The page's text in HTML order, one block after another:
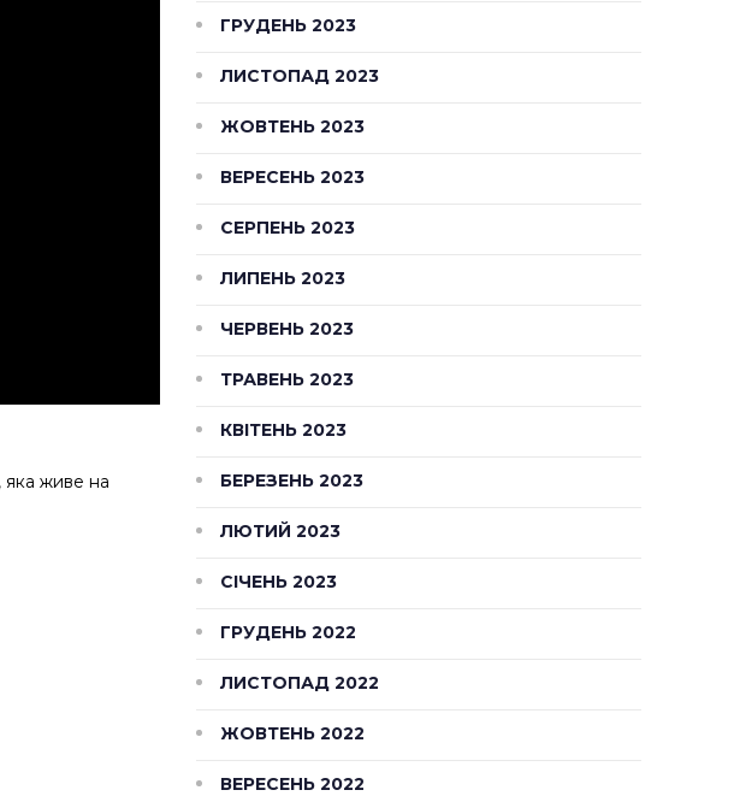
яка живе на
ГРУДЕНЬ 2023
ЛИСТОПАД 2023
ЖОВТЕНЬ 2023
ВЕРЕСЕНЬ 2023
СЕРПЕНЬ 2023
ЛИПЕНЬ 2023
ЧЕРВЕНЬ 2023
ТРАВЕНЬ 2023
КВІТЕНЬ 2023
БЕРЕЗЕНЬ 2023
ЛЮТИЙ 2023
СІЧЕНЬ 2023
ГРУДЕНЬ 2022
ЛИСТОПАД 2022
ЖОВТЕНЬ 2022
ВЕРЕСЕНЬ 2022